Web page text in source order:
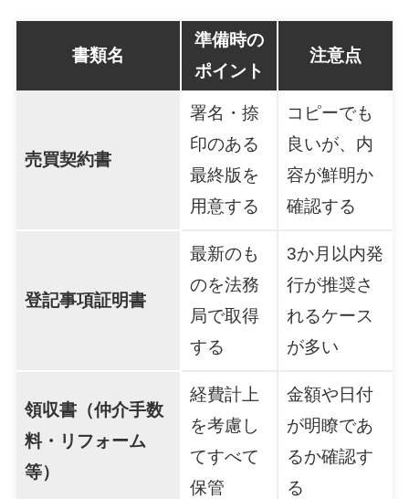
書類名
準備時の
ポイント
注意点
売買契約書
署名・捺
印のある
最終版を
用意する
コピーでも
良いが、内
容が鮮明か
確認する
登記事項証明書
最新のも
のを法務
局で取得
する
3か月以内発
行が推奨さ
れるケース
が多い
領収書（仲介手数
料・リフォーム
等）
経費計上
を考慮し
てすべて
保管
金額や日付
が明瞭であ
るか確認す
る